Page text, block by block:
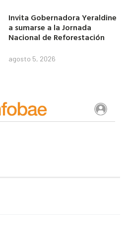
Invita Gobernadora Yeraldine
a sumarse a la Jornada
Nacional de Reforestación
agosto 5, 2026